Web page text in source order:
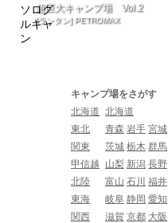
超巨大キャンプ場 Vol.2
[ランタン] PETROMAX
キャンプ場をさがす
北海道 北海道
東北
青森 岩手 宮城
関東
茨城 栃木 群馬
甲信越
山梨 新潟 長野
北陸
富山 石川 福井
東海
岐阜 静岡 愛知
関西
滋賀 京都 大阪